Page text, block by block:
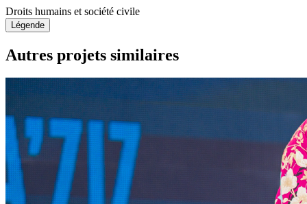
Droits humains et société civile
Légende
Autres projets similaires